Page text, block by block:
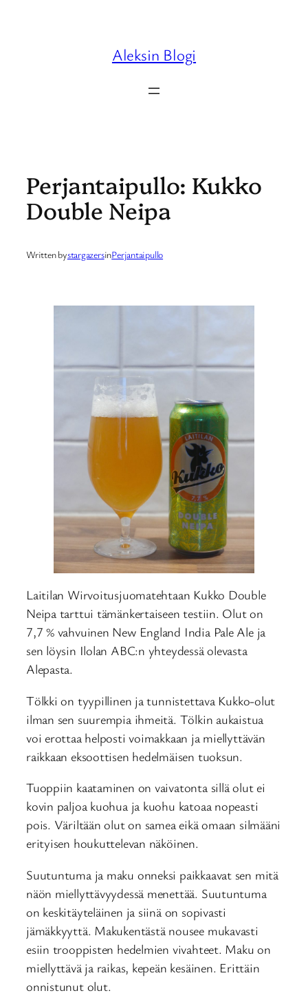
Aleksin Blogi
Perjantaipullo: Kukko
Double Neipa
Written bystargazersinPerjantaipullo
Laitilan Wirvoitusjuomatehtaan Kukko Double
Neipa tarttui tämänkertaiseen testiin. Olut on
7,7 % vahvuinen New England India Pale Ale ja
sen löysin Ilolan ABC:n yhteydessä olevasta
Alepasta.
Tölkki on tyypillinen ja tunnistettava Kukko-olut
ilman sen suurempia ihmeitä. Tölkin aukaistua
voi erottaa helposti voimakkaan ja miellyttävän
raikkaan eksoottisen hedelmäisen tuoksun.
Tuoppiin kaataminen on vaivatonta sillä olut ei
kovin paljoa kuohua ja kuohu katoaa nopeasti
pois. Väriltään olut on samea eikä omaan silmääni
erityisen houkuttelevan näköinen.
Suutuntuma ja maku onneksi paikkaavat sen mitä
näön miellyttävyydessä menettää. Suutuntuma
on keskitäyteläinen ja siinä on sopivasti
jämäkkyyttä. Makukentästä nousee mukavasti
esiin trooppisten hedelmien vivahteet. Maku on
miellyttävä ja raikas, kepeän kesäinen. Erittäin
onnistunut olut.